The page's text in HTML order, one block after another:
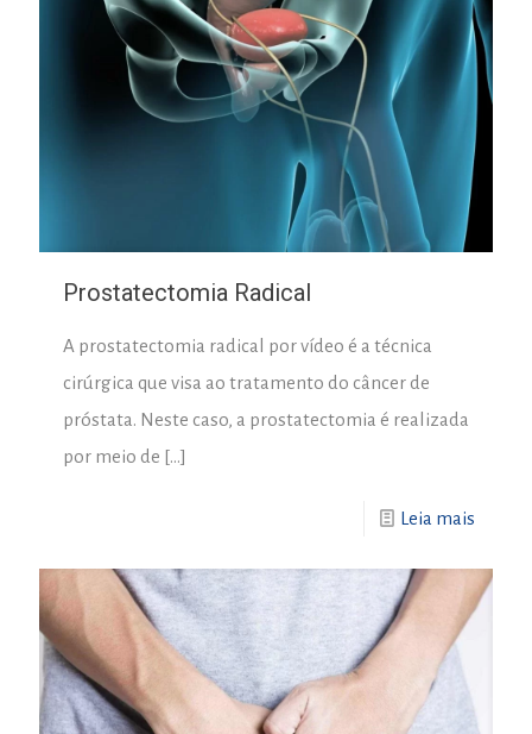
Prostatectomia Radical
A prostatectomia radical por vídeo é a técnica
cirúrgica que visa ao tratamento do câncer de
próstata. Neste caso, a prostatectomia é realizada
por meio de […]
Leia mais